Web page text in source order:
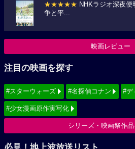
★★★★★ NHKラジオ深夜
争と平...
映画レビュー
注目の映画を探す
#スターウォーズ #名探偵コナン #デ
#少女漫画原作実写化
シリーズ・映画祭作
必見！地上波放送リスト